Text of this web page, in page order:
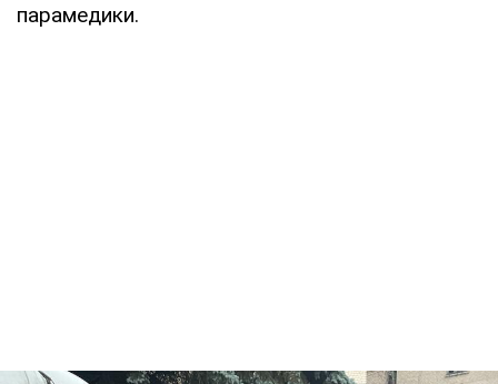
парамедики.